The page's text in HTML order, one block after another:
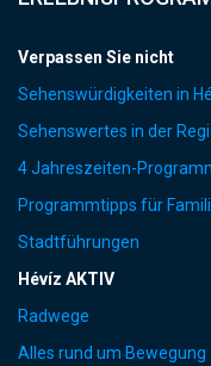
Verpassen Sie nicht
Sehenswürdigkeiten in
Sehenswertes in der
4 Jahreszeiten-
Programmtipps für
Stadtführungen
Hévíz AKTIV
Radwege
Alles rund um Bewegung